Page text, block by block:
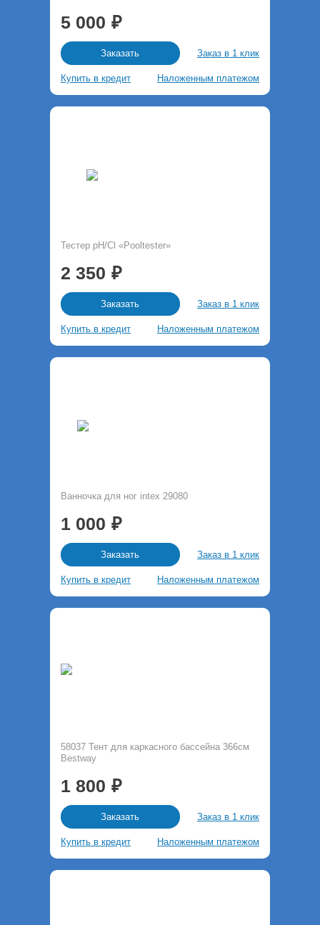
5 000
Заказать Заказ в 1 клик
Купить в кредит Наложенным платежом
Тестер pH/Cl «Pooltester»
2 350
Заказать Заказ в 1 клик
Купить в кредит Наложенным платежом
Ванночка для ног intex 29080
1 000
Заказать Заказ в 1 клик
Купить в кредит Наложенным платежом
58037 Тент для каркасного бассейна 366см
Bestway
1 800
Заказать Заказ в 1 клик
Купить в кредит Наложенным платежом